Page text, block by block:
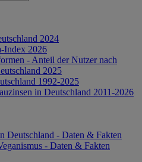
2024
Index 2026
- Anteil der Nutzer nach
2025
1992-2025
in Deutschland 2011-2026
Deutschland - Daten & Fakten
- Daten & Fakten